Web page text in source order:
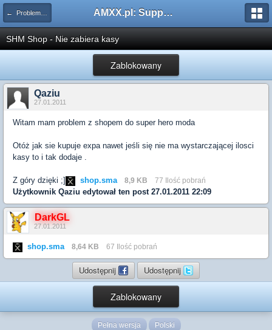
← Problemy z pluginami AMXX.pl: Support AMX Mod X i SourceMod
SHM Shop - Nie zabiera kasy
Zablokowany
Qaziu
27.01.2011
Witam mam problem z shopem do super hero moda
Otóż jak sie kupuje expa nawet jeśli się nie ma wystarczającej ilosci
kasy to i tak dodaje .
Z góry dzięki ;] shop.sma 8,9 KB 77 Ilość pobrań
Użytkownik Qaziu edytował ten post 27.01.2011 22:09
DarkGL
27.01.2011
shop.sma 8,64 KB 67 Ilość pobrań
Udostępnij Udostępnij
Zablokowany
Pełna wersja Polski